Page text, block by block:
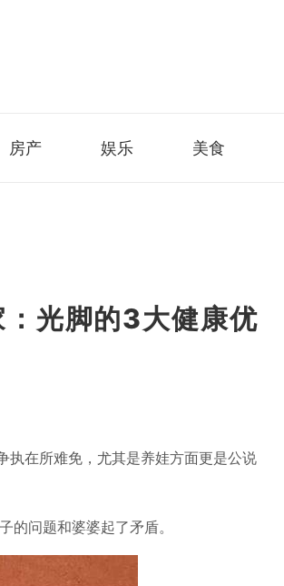
房产 娱乐 美食
光脚的3大健康优
执在所难免，尤其是养娃方面更是公说
的问题和婆婆起了矛盾。